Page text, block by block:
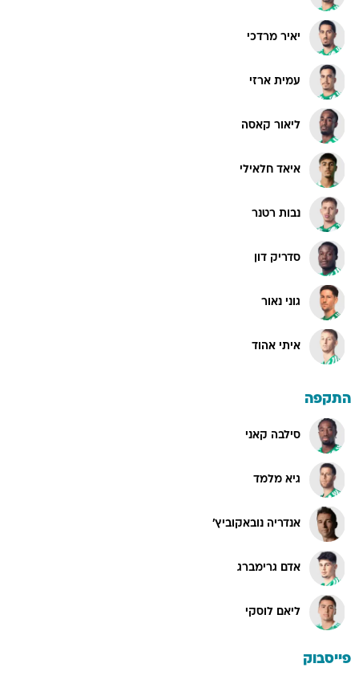
יאיר מרדכי
עמית ארזי
ליאור קאסה
איאד חלאילי
נבות רטנר
סדריק דון
גוני נאור
איתי אהוד
התקפה
סילבה קאני
גיא מלמד
אנדריה נובאקוביץ'
אדם גרימברג
ליאם לוסקי
פייסבוק